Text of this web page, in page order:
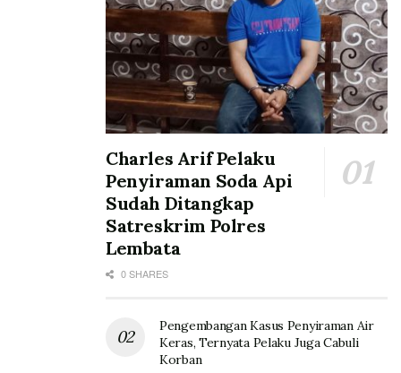
Charles Arif Pelaku
Penyiraman Soda Api
Sudah Ditangkap
Satreskrim Polres
Lembata
0 SHARES
Pengembangan Kasus Penyiraman Air
Keras, Ternyata Pelaku Juga Cabuli
Korban